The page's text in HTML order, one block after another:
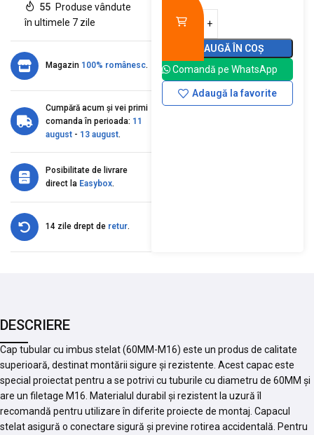
55 Produse vândute
în ultimele 7 zile
Magazin 100% românesc.
Cumpără acum și vei primi
comanda în perioada: 11
august - 13 august.
Posibilitate de livrare
direct la Easybox.
14 zile drept de retur.
ADAUGĂ ÎN COȘ
Comandă pe WhatsApp
Adaugă la favorite
DESCRIERE
Cap tubular cu imbus stelat (60MM-M16) este un produs de calitate
superioară, destinat montării sigure și rezistente. Acest capac este
special proiectat pentru a se potrivi cu tuburile cu diametru de 60MM și
are un filetage M16. Materialul durabil și rezistent la uzură îl
recomandă pentru utilizare în diferite proiecte de montaj. Capacul
stelat asigură o conectare sigură și previne rotirea accidentală. Pentru